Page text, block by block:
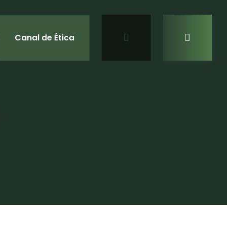
Canal de Ética